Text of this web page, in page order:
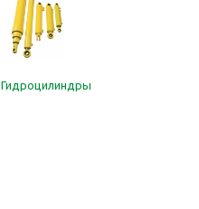
Гидроцилиндры